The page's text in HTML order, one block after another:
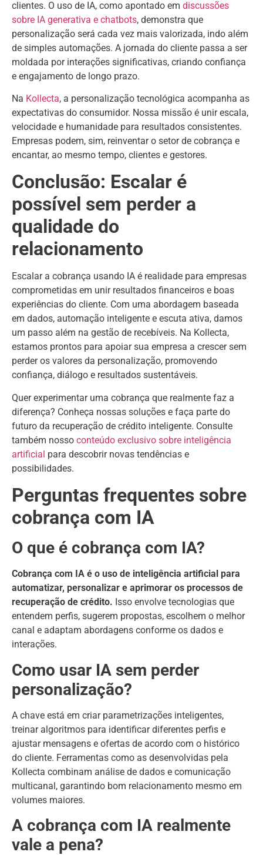
clientes. O uso de IA, como apontado em discussões
sobre IA generativa e chatbots, demonstra que
personalização será cada vez mais valorizada, indo além
de simples automações. A jornada do cliente passa a ser
moldada por interações significativas, criando confiança
e engajamento de longo prazo.
Na Kollecta, a personalização tecnológica acompanha as
expectativas do consumidor. Nossa missão é unir escala,
velocidade e humanidade para resultados consistentes.
Empresas podem, sim, reinventar o setor de cobrança e
encantar, ao mesmo tempo, clientes e gestores.
Conclusão: Escalar é
possível sem perder a
qualidade do
relacionamento
Escalar a cobrança usando IA é realidade para empresas
comprometidas em unir resultados financeiros e boas
experiências do cliente. Com uma abordagem baseada
em dados, automação inteligente e escuta ativa, damos
um passo além na gestão de recebíveis. Na Kollecta,
estamos prontos para apoiar sua empresa a crescer sem
perder os valores da personalização, promovendo
confiança, diálogo e resultados sustentáveis.
Quer experimentar uma cobrança que realmente faz a
diferença? Conheça nossas soluções e faça parte do
futuro da recuperação de crédito inteligente. Consulte
também nosso conteúdo exclusivo sobre inteligência
artificial para descobrir novas tendências e
possibilidades.
Perguntas frequentes sobre
cobrança com IA
O que é cobrança com IA?
Cobrança com IA é o uso de inteligência artificial para
automatizar, personalizar e aprimorar os processos de
recuperação de crédito. Isso envolve tecnologias que
entendem perfis, sugerem propostas, escolhem o melhor
canal e adaptam abordagens conforme os dados e
interações.
Como usar IA sem perder
personalização?
A chave está em criar parametrizações inteligentes,
treinar algoritmos para identificar diferentes perfis e
ajustar mensagens e ofertas de acordo com o histórico
do cliente. Ferramentas como as desenvolvidas pela
Kollecta combinam análise de dados e comunicação
multicanal, garantindo bom relacionamento mesmo em
volumes maiores.
A cobrança com IA realmente
vale a pena?